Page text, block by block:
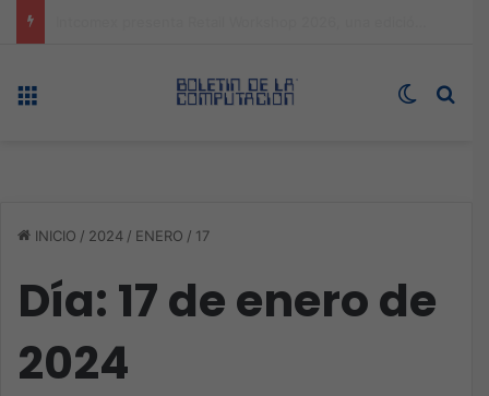
Switch
INICIO / 2024 / ENERO / 17
Día: 17 de enero de
2024